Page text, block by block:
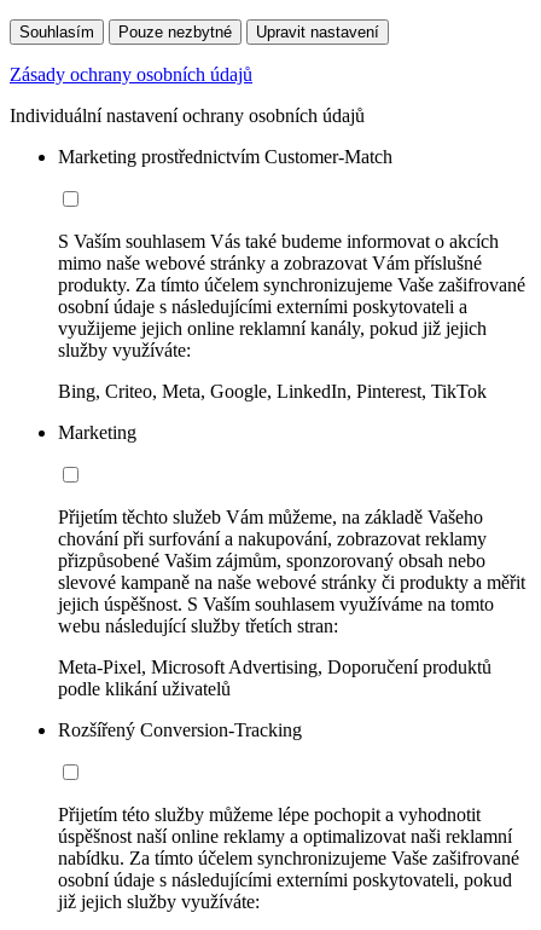
Souhlasím Pouze nezbytné Upravit nastavení
Zásady ochrany osobních údajů
Individuální nastavení ochrany osobních údajů
Marketing prostřednictvím Customer-Match
S Vaším souhlasem Vás také budeme informovat o akcích
mimo naše webové stránky a zobrazovat Vám příslušné
produkty. Za tímto účelem synchronizujeme Vaše zašifrované
osobní údaje s následujícími externími poskytovateli a
využijeme jejich online reklamní kanály, pokud již jejich
služby využíváte:
Bing, Criteo, Meta, Google, LinkedIn, Pinterest, TikTok
Marketing
Přijetím těchto služeb Vám můžeme, na základě Vašeho
chování při surfování a nakupování, zobrazovat reklamy
přizpůsobené Vašim zájmům, sponzorovaný obsah nebo
slevové kampaně na naše webové stránky či produkty a měřit
jejich úspěšnost. S Vaším souhlasem využíváme na tomto
webu následující služby třetích stran:
Meta-Pixel, Microsoft Advertising, Doporučení produktů
podle klikání uživatelů
Rozšířený Conversion-Tracking
Přijetím této služby můžeme lépe pochopit a vyhodnotit
úspěšnost naší online reklamy a optimalizovat naši reklamní
nabídku. Za tímto účelem synchronizujeme Vaše zašifrované
osobní údaje s následujícími externími poskytovateli, pokud
již jejich služby využíváte: